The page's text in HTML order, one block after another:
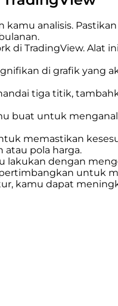
analisis.
di TradingView. Alat
di grafik yang
tiga titik,
buat untuk
memastikan
atau pola harga.
lakukan dengan
untuk
kamu dapat